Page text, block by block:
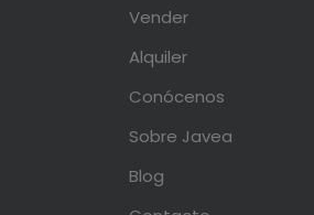
Vender
Alquiler
Conócenos
Sobre Javea
Blog